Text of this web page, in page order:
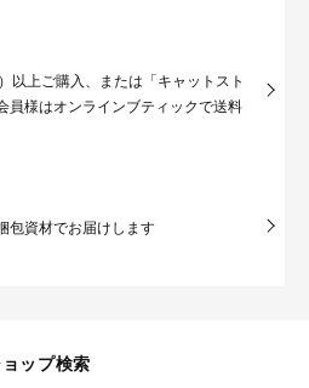
以上ご購入、または「キャットスト
員様はオンラインブティックで送料
包資材でお届けします
ップ検索